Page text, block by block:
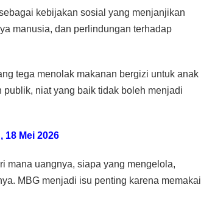
kebijakan sosial yang menjanjikan
manusia, dan perlindungan terhadap
tega menolak makanan bergizi untuk anak
niat yang baik tidak boleh menjadi
18 Mei 2026
mana uangnya, siapa yang mengelola,
MBG menjadi isu penting karena memakai